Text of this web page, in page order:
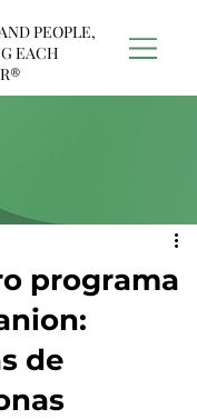
PEOPLE,
EACH
programa
de